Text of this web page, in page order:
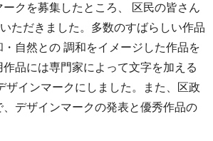
ークを募集したところ、 区民の皆さん
ただきました。多数のすばらしい作品
自然との 調和をイメージした作品を
品には専門家によって文字を加える
ザインマークにしました。また、区政
、デザインマークの発表と優秀作品の